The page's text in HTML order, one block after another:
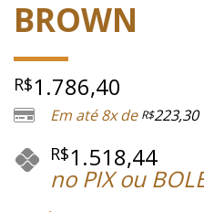
BROWN
R$1.786,40
Em até 8x de R$223,30
R$1.518,44
no PIX ou